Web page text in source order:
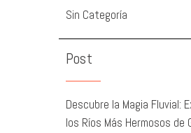
Sin Categoría
Post
Descubre la Magia Fluvial:
los Ríos Más Hermosos de